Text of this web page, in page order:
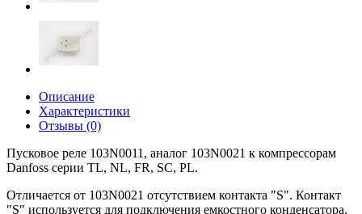
Описание
Характеристики
Отзывы (0)
Пусковое реле 103N0011, аналог 103N0021 к компрессорам
Danfoss серии TL, NL, FR, SC, PL.
Отличается от 103N0021 отсутствием контакта "S". Контакт
"S" используется для подключения емкостного конденсатора.